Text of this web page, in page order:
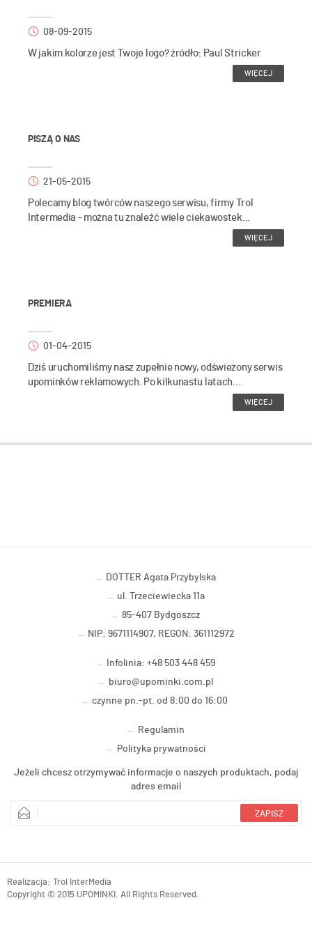
08-09-2015
W jakim kolorze jest Twoje logo? źródło: Paul Stricker
WIĘCEJ
PISZĄ O NAS
21-05-2015
Polecamy blog twórców naszego serwisu, firmy Trol
Intermedia - można tu znaleźć wiele ciekawostek...
WIĘCEJ
PREMIERA
01-04-2015
Dziś uruchomiliśmy nasz zupełnie nowy, odświeżony serwis
upominków reklamowych. Po kilkunastu latach...
WIĘCEJ
DOTTER Agata Przybylska
ul. Trzeciewiecka 11a
85-407 Bydgoszcz
NIP: 9671114907, REGON: 361112972
Infolinia: +48 503 448 459
biuro@upominki.com.pl
czynne pn.-pt. od 8:00 do 16:00
Regulamin
Polityka prywatności
Jeżeli chcesz otrzymywać informacje o naszych produktach, podaj
adres email
Realizacja: Trol InterMedia
Copyright © 2015 UPOMINKI. All Rights Reserved.